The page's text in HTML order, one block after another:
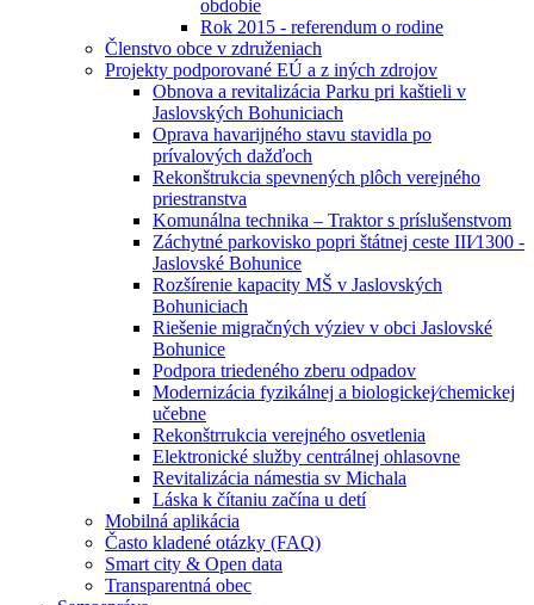
obdobie
Rok 2015 - referendum o rodine
Členstvo obce v združeniach
Projekty podporované EÚ a z iných zdrojov
Obnova a revitalizácia Parku pri kaštieli v
Jaslovských Bohuniciach
Oprava havarijného stavu stavidla po
prívalových dažďoch
Rekonštrukcia spevnených plôch verejného
priestranstva
Komunálna technika – Traktor s príslušenstvom
Záchytné parkovisko popri štátnej ceste III⁄1300 -
Jaslovské Bohunice
Rozšírenie kapacity MŠ v Jaslovských
Bohuniciach
Riešenie migračných výziev v obci Jaslovské
Bohunice
Podpora triedeného zberu odpadov
Modernizácia fyzikálnej a biologickej⁄chemickej
učebne
Rekonštrrukcia verejného osvetlenia
Elektronické služby centrálnej ohlasovne
Revitalizácia námestia sv Michala
Láska k čítaniu začína u detí
Mobilná aplikácia
Často kladené otázky (FAQ)
Smart city & Open data
Transparentná obec